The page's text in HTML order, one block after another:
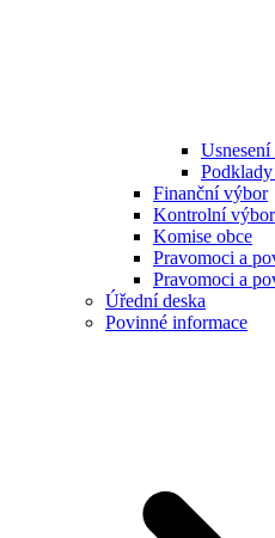
Usnesení
Podklady
Finanční výbor
Kontrolní výbor
Komise obce
Pravomoci a
Pravomoci a
Úřední deska
Povinné informace